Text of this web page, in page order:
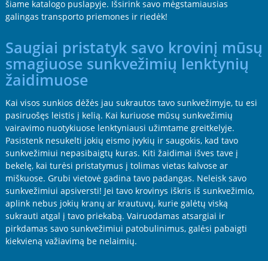
šiame katalogo puslapyje. Išsirink savo mėgstamiausias
galingas transporto priemones ir riedėk!
Saugiai pristatyk savo krovinį mūsų
smagiuose sunkvežimių lenktynių
žaidimuose
Kai visos sunkios dėžės jau sukrautos tavo sunkvežimyje, tu esi
pasiruošęs leistis į kelią. Kai kuriuose mūsų sunkvežimių
vairavimo nuotykiuose lenktyniausi užimtame greitkelyje.
Pasistenk nesukelti jokių eismo įvykių ir saugokis, kad tavo
sunkvežimiui nepasibaigtų kuras. Kiti žaidimai išves tave į
bekelę, kai turėsi pristatymus į tolimas vietas kalvose ar
miškuose. Grubi vietovė gadina tavo padangas. Neleisk savo
sunkvežimiui apsiversti! Jei tavo krovinys iškris iš sunkvežimio,
aplink nebus jokių kranų ar krautuvų, kurie galėtų viską
sukrauti atgal į tavo priekabą. Vairuodamas atsargiai ir
pirkdamas savo sunkvežimiui patobulinimus, galėsi pabaigti
kiekvieną važiavimą be nelaimių.